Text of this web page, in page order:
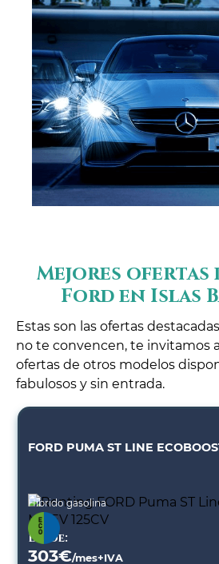
Mejores ofertas
Ford en Islas
Estas son las ofertas
no te convencen, te invitamos
ofertas de otros modelos
fabulosos y sin entrada.
FORD PUMA ST LINE
Híbrido gasolina
Desde:
303€/mes+IVA